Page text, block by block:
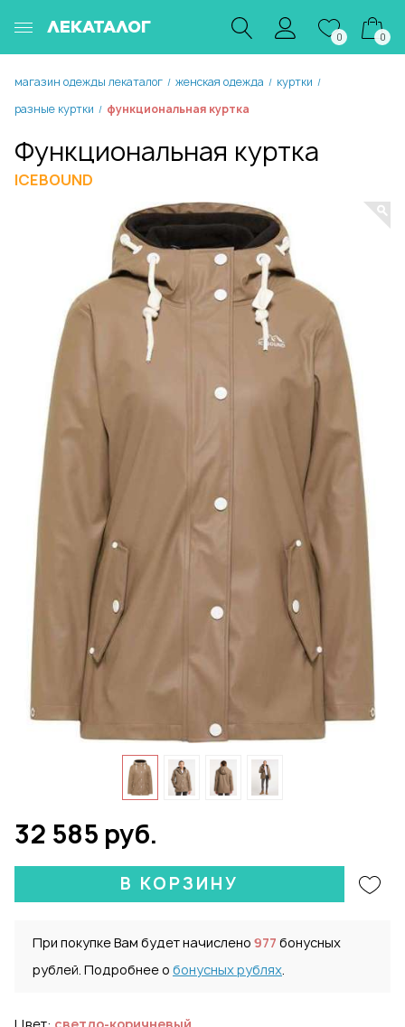
ЛЕКАТАЛОГ
0 0
магазин одежды лекаталог / женская одежда / куртки /
разные куртки / функциональная куртка
Функциональная куртка
ICEBOUND
32 585 руб.
В КОРЗИНУ
При покупке Вам будет начислено 977 бонусных
рублей. Подробнее о бонусных рублях.